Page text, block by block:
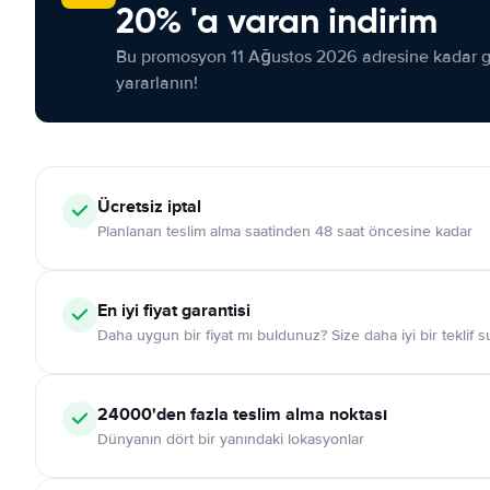
20% 'a varan indirim
Bu promosyon 11 Ağustos 2026 adresine kadar
yararlanın!
Ücretsiz iptal
Planlanan teslim alma saatinden 48 saat öncesine kadar
En iyi fiyat garantisi
Daha uygun bir fiyat mı buldunuz? Size daha iyi bir teklif
24000'den fazla teslim alma noktası
Dünyanın dört bir yanındaki lokasyonlar